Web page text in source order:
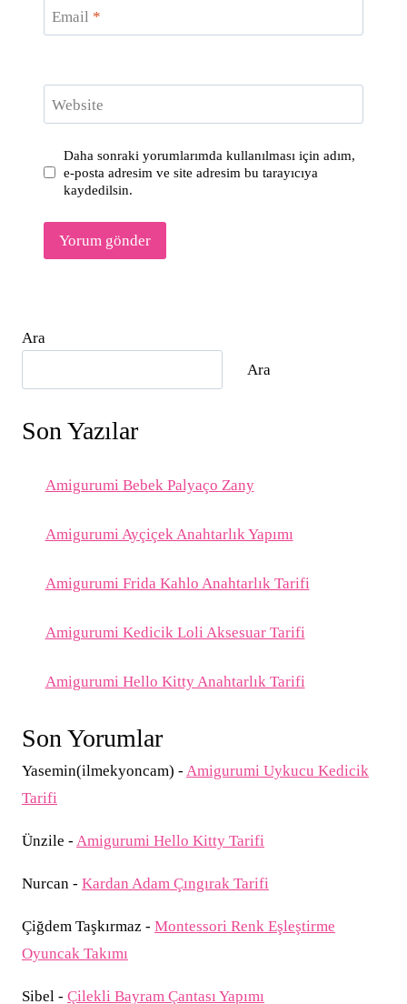
Email *
Website
Daha sonraki yorumlarımda kullanılması için adım,
e-posta adresim ve site adresim bu tarayıcıya
kaydedilsin.
Ara
Ara
Son Yazılar
Amigurumi Bebek Palyaço Zany
Amigurumi Ayçiçek Anahtarlık Yapımı
Amigurumi Frida Kahlo Anahtarlık Tarifi
Amigurumi Kedicik Loli Aksesuar Tarifi
Amigurumi Hello Kitty Anahtarlık Tarifi
Son Yorumlar
Yasemin(ilmekyoncam) - Amigurumi Uykucu Kedicik
Tarifi
Ünzile - Amigurumi Hello Kitty Tarifi
Nurcan - Kardan Adam Çıngırak Tarifi
Çiğdem Taşkırmaz - Montessori Renk Eşleştirme
Oyuncak Takımı
Sibel - Çilekli Bayram Çantası Yapımı